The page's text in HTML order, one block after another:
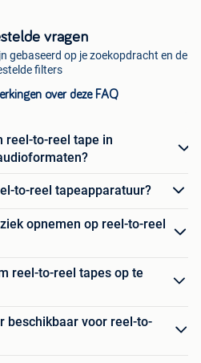
vragen
gebaseerd op je zoekopdracht en de
filters
over deze FAQ
reel-to-reel tape in
to-reel tapeapparatuur?
opnemen op reel-to-reel
reel-to-reel tapes op te
beschikbaar voor reel-to-